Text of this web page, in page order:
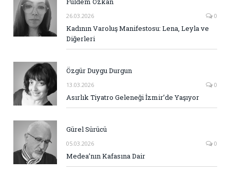
26.03.2026 0
Kadının Varoluş Manifestosu: Lena, Leyla ve
Diğerleri
Özgür Duygu Durgun
13.03.2026 0
Asırlık Tiyatro Geleneği İzmir’de Yaşıyor
Gürel Sürücü
05.03.2026 0
Medea’nın Kafasına Dair